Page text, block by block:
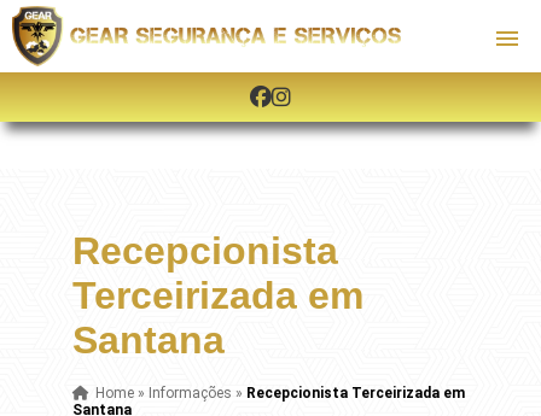
Recepcionista
Terceirizada em
Santana
Home» Informações » Recepcionista Terceirizada em
Santana